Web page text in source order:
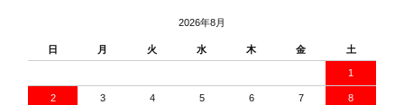
2026年8月
日 月 火 水 木 金 土
1
2 3 4 5 6 7 8